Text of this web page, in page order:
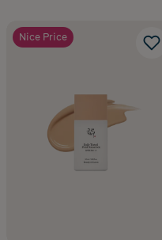
Nice Price